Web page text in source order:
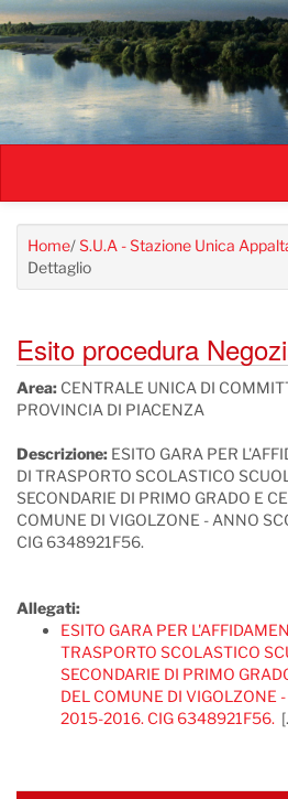
Salta
al
contenuto
principale
Home/S.U.A - Stazione Unica
Dettaglio
Esito procedura
Area: CENTRALE UNICA DI
PROVINCIA DI PIACENZA
Descrizione: ESITO GARA PER
DI TRASPORTO SCOLASTICO
SECONDARIE DI PRIMO GRADO E
COMUNE DI VIGOLZONE - ANNO
CIG 6348921F56.
Allegati:
ESITO GARA PER
TRASPORTO SCOLASTICO
SECONDARIE DI PRIMO
DEL COMUNE DI VIGOLZONE
2015-2016. CIG 6348921F56.